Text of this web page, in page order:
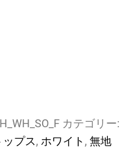
カテゴリー:
ップス, ホワイト , 無地